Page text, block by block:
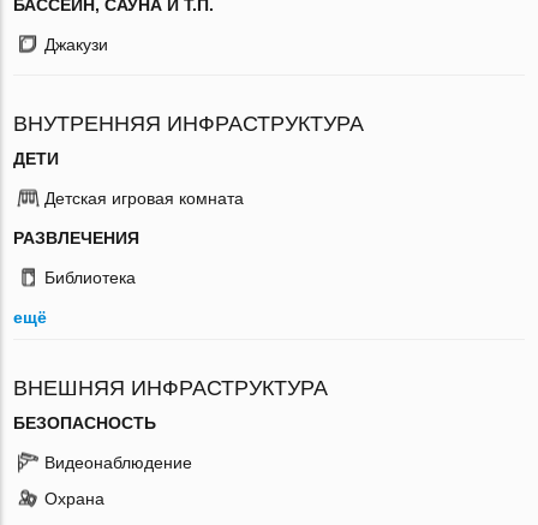
БАССЕЙН, САУНА И Т.П.
Джакузи
ВНУТРЕННЯЯ ИНФРАСТРУКТУРА
ДЕТИ
Детская игровая комната
РАЗВЛЕЧЕНИЯ
Библиотека
ещё
ВНЕШНЯЯ ИНФРАСТРУКТУРА
БЕЗОПАСНОСТЬ
Видеонаблюдение
Охрана